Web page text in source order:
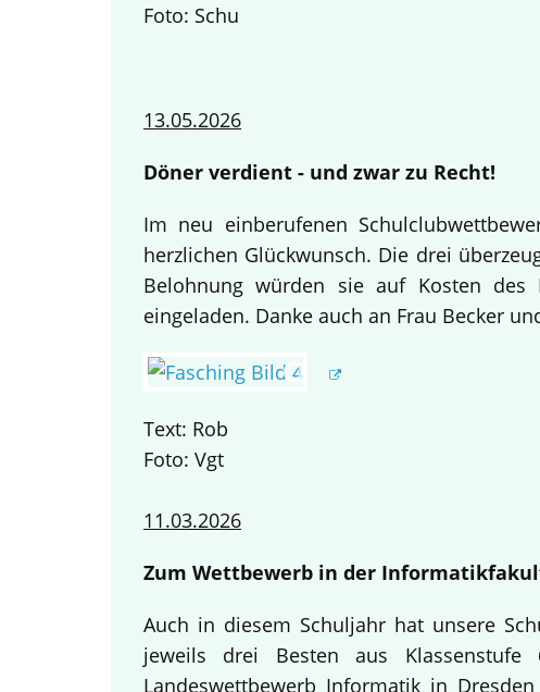
Foto: Schu
13.05.2026
Döner verdient - und zwar zu Recht!
Im neu einberufenen
herzlichen Glückwunsch. Die drei
Belohnung würden sie auf Kosten des
eingeladen. Danke auch an Frau Becker
Text: Rob
Foto: Vgt
11.03.2026
Zum Wettbewerb in der
Auch in diesem Schuljahr hat unsere
jeweils drei Besten aus
Landeswettbewerb Informatik in